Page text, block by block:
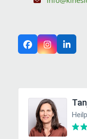
Facebook
Instagram